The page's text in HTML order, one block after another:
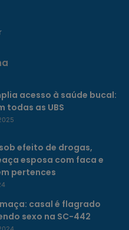
acesso à saúde bucal:
todas as UBS
efeito de drogas,
esposa com faca e
pertences
casal é flagrado
sexo na SC-442